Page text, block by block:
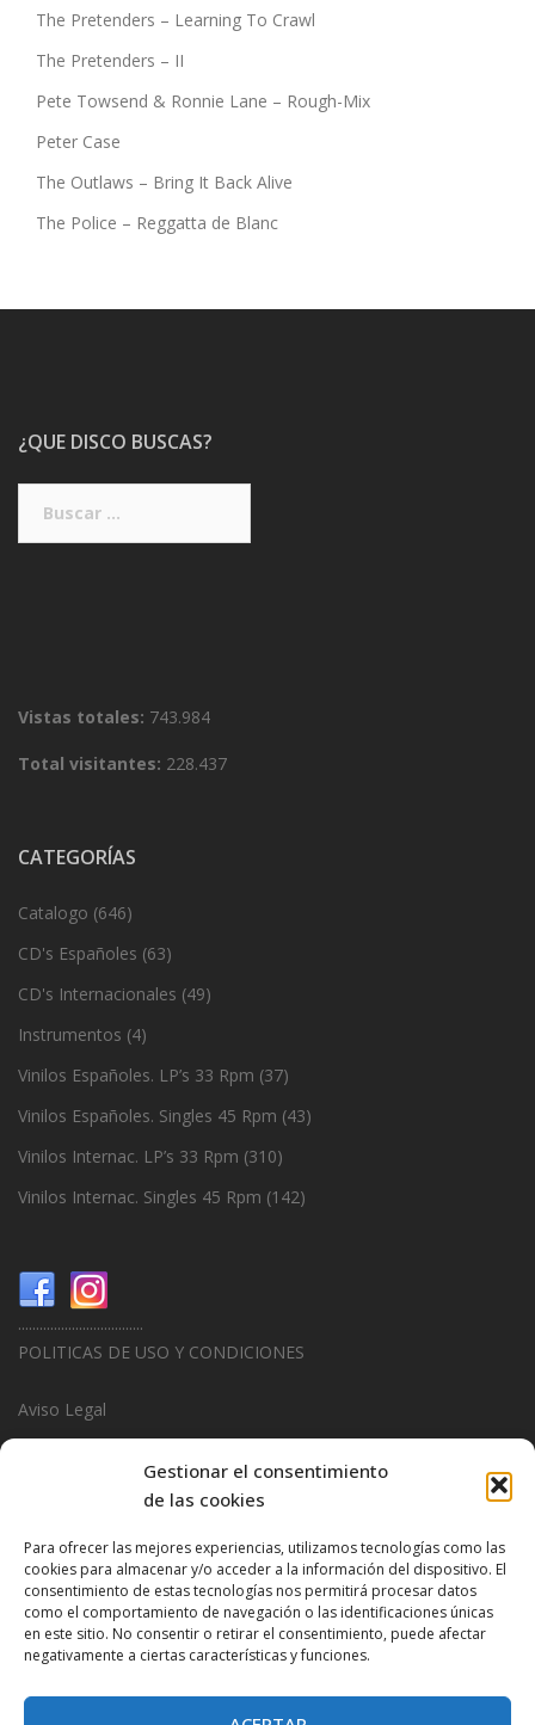
Gestionar el consentimiento
de las cookies
Para ofrecer las mejores experiencias, utilizamos tecnologías como las
cookies para almacenar y/o acceder a la información del dispositivo. El
consentimiento de estas tecnologías nos permitirá procesar datos
como el comportamiento de navegación o las identificaciones únicas
en este sitio. No consentir o retirar el consentimiento, puede afectar
negativamente a ciertas características y funciones.
The Pretenders – Learning To Crawl
The Pretenders – II
Pete Towsend & Ronnie Lane – Rough-Mix
Peter Case
The Outlaws – Bring It Back Alive
The Police – Reggatta de Blanc
¿QUE DISCO BUSCAS?
Vistas totales: 743.984
Total visitantes: 228.437
CATEGORÍAS
Catalogo (646)
CD's Españoles (63)
CD's Internacionales (49)
Instrumentos (4)
Vinilos Españoles. LP’s 33 Rpm (37)
Vinilos Españoles. Singles 45 Rpm (43)
Vinilos Internac. LP’s 33 Rpm (310)
Vinilos Internac. Singles 45 Rpm (142)
...................................
POLITICAS DE USO Y CONDICIONES
Aviso Legal
Politica de Privacidad
...................................
Design & Promotions ByHitred.com